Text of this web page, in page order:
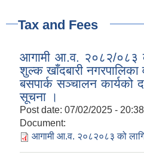
Tax and Fees
आगामी आ.व. २०८२/०८३
शुल्क खाँदबारी
बसपार्क सञ्चालन कार्यको
सूचना ।
Post date: 07/02/2025 - 20:38
Document:
आगामी आ.व. २०८२०८३ को